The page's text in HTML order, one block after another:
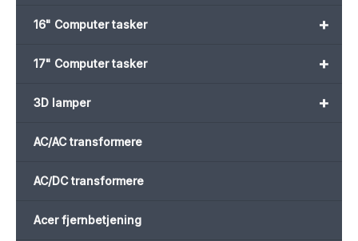
+
16" Computer tasker
+
17" Computer tasker
+
3D lamper
AC/AC transformere
AC/DC transformere
Acer fjernbetjening